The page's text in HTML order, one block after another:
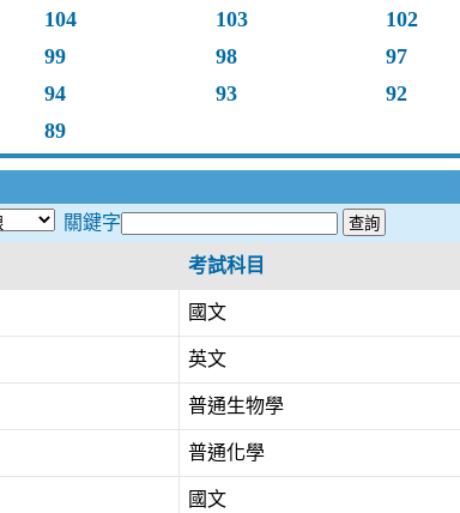
104 103 102
99 98 97
94 93 92
89
關鍵字
考試科目
國文
英文
普通生物學
普通化學
國文